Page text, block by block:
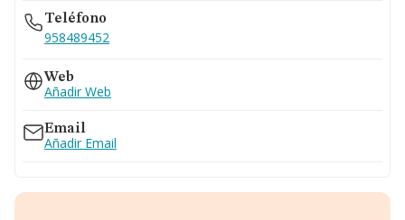
Teléfono
958489452
Web
Añadir Web
Email
Añadir Email